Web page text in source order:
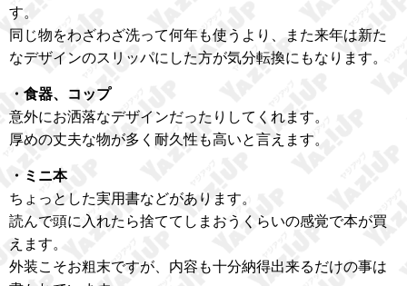
す。
同じ物をわざわざ洗って何年も使うより、また来年は新た
なデザインのスリッパにした方が気分転換にもなります。
・食器、コップ
意外にお洒落なデザインだったりしてくれます。
厚めの丈夫な物が多く耐久性も高いと言えます。
・ミニ本
ちょっとした実用書などがあります。
読んで頭に入れたら捨ててしまおうくらいの感覚で本が買
えます。
外装こそお粗末ですが、内容も十分納得出来るだけの事は